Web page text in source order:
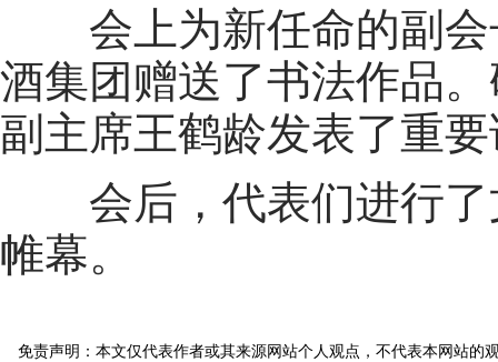
会上为新任命的副会
酒集团赠送了书法作品
副主席王鹤龄发表了重
会后，代表们进行了
帷幕。
免责声明：本文仅代表作者或其来源网站个人观点，不代表本网站的